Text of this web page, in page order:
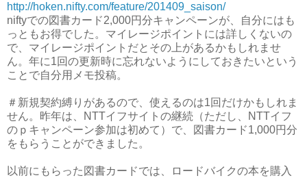
http://hoken.nifty.com/feature/201409_saison/
niftyでの図書カード2,000円分キャンペーンが、自分にはも
っともお得でした。マイレージポイントには詳しくないの
で、マイレージポイントだとその上があるかもしれませ
ん。年に1回の更新時に忘れないようにしておきたいという
ことで自分用メモ投稿。
＃新規契約縛りがあるので、使えるのは1回だけかもしれま
せん。昨年は、NTTイフサイトの継続（ただし、NTTイフ
のｐキャンペーン参加は初めて）で、図書カード1,000円分
をもらうことができました。
以前にもらった図書カードでは、ロードバイクの本を購入